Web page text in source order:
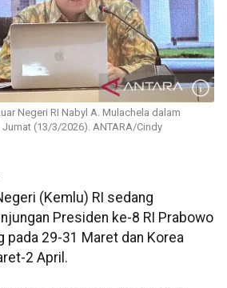
Negeri RI Nabyl A. Mulachela dalam
(13/3/2026). ANTARA/Cindy
(Kemlu) RI sedang
Presiden ke-8 RI Prabowo
pada 29-31 Maret dan Korea
2 April.